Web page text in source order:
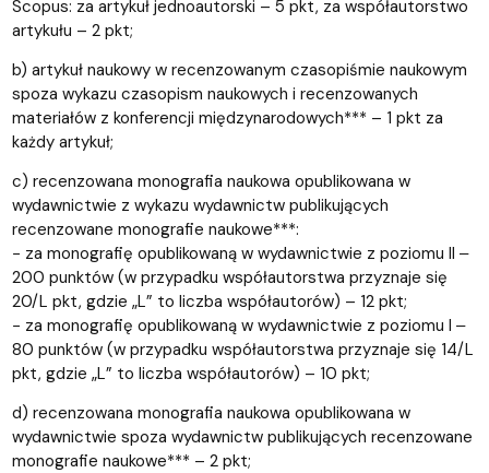
Scopus: za artykuł jednoautorski – 5 pkt, za współautorstwo
artykułu – 2 pkt;
b) artykuł naukowy w recenzowanym czasopiśmie naukowym
spoza wykazu czasopism naukowych i recenzowanych
materiałów z konferencji międzynarodowych*** – 1 pkt za
każdy artykuł;
c) recenzowana monografia naukowa opublikowana w
wydawnictwie z wykazu wydawnictw publikujących
recenzowane monografie naukowe***:
− za monografię opublikowaną w wydawnictwie z poziomu II ‒
200 punktów (w przypadku współautorstwa przyznaje się
20/L pkt, gdzie „L” to liczba współautorów) – 12 pkt;
− za monografię opublikowaną w wydawnictwie z poziomu I ‒
80 punktów (w przypadku współautorstwa przyznaje się 14/L
pkt, gdzie „L” to liczba współautorów) – 10 pkt;
d) recenzowana monografia naukowa opublikowana w
wydawnictwie spoza wydawnictw publikujących recenzowane
monografie naukowe*** – 2 pkt;